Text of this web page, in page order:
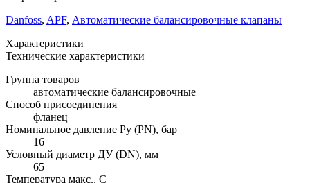
Danfoss, APF, Автоматические балансировочные клапаны
Характеристики
Технические характеристики
Группа товаров
автоматические балансировочные
Способ присоединения
фланец
Номинальное давление Ру (PN), бар
16
Условный диаметр ДУ (DN), мм
65
Температура макс., С